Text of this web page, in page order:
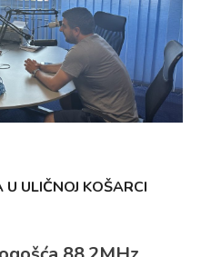
ULIČNOJ KOŠARCI